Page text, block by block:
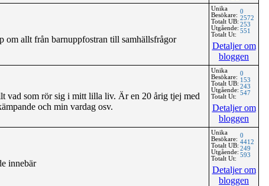
om allt från barnuppfostran till samhällsfrågor
Unika
Besökare:
Totalt UB:
Utgående:
Totalt Ut:
0
2572
253
551
Detaljer om
bloggen
vad som rör sig i mitt lilla liv. Är en 20 årig tjej med
och min vardag osv.
Unika
Besökare:
Totalt UB:
Utgående:
Totalt Ut:
0
153
243
547
Detaljer om
bloggen
innebär
Unika
Besökare:
Totalt UB:
Utgående:
Totalt Ut:
0
4412
249
593
Detaljer om
bloggen